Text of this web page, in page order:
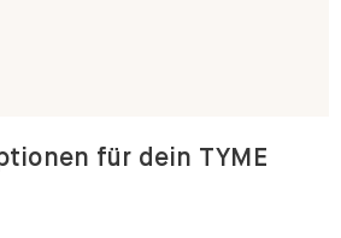
für dein TYME